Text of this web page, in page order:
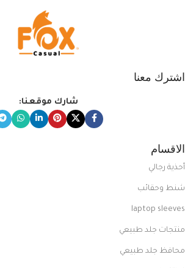
اشترك معنا
شارك موقعنا:
الاقسام
أحذية رجالي
شنط وحقائب
laptop sleeves
منتجات جلد طبيعي
محافظ جلد طبيعي